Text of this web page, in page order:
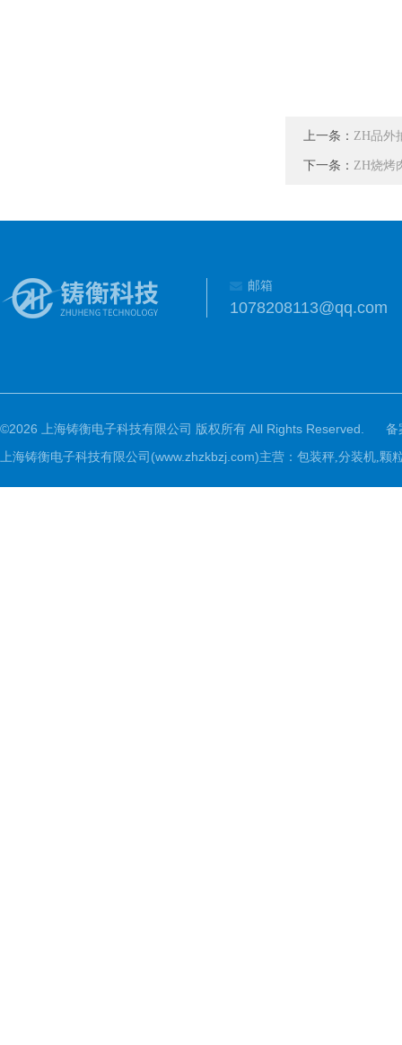
上一条： ZH品外
下一条： ZH烧烤
邮箱
1078208113@qq.com
©2026 上海铸衡电子科技有限公司 版权所有 All Rights Reserved.
备
上海铸衡电子科技有限公司(www.zhzkbzj.com)主营： 包装秤,分装机,颗